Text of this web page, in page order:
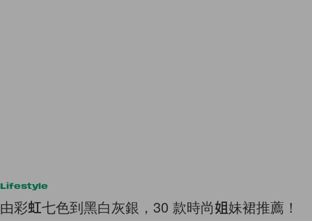
Lifestyle
由彩虹七色到黑白灰銀，30 款時尚姐妹裙推薦！